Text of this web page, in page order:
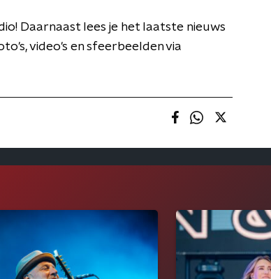
Daarnaast lees je het laatste nieuws
video's en sfeerbeelden via